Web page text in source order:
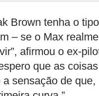
Brown tenha o
– se o Max
afirmou o ex-
que as
sensação de